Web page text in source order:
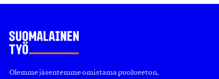
Olemme jäsentemme omistama puolueeton,